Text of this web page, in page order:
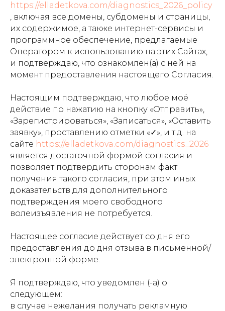
https://elladetkova.com/diagnostics_2026_policy
, включая все домены, субдомены и страницы,
их содержимое, а также интернет-сервисы и
программное обеспечение, предлагаемые
Оператором к использованию на этих Сайтах,
и подтверждаю, что ознакомлен(а) с ней на
момент предоставления настоящего Согласия.
Настоящим подтверждаю, что любое моё
действие по нажатию на кнопку «Отправить»,
«Зарегистрироваться», «Записаться», «Оставить
заявку», проставлению отметки «✓», и т.д. на
сайте https://elladetkova.com/diagnostics_2026
является достаточной формой согласия и
позволяет подтвердить сторонам факт
получения такого согласия, при этом иных
доказательств для дополнительного
подтверждения моего свободного
волеизъявления не потребуется.
Настоящее согласие действует со дня его
предоставления до дня отзыва в письменной/
электронной форме.
Я подтверждаю, что уведомлен (-а) о
следующем:
в случае нежелания получать рекламную